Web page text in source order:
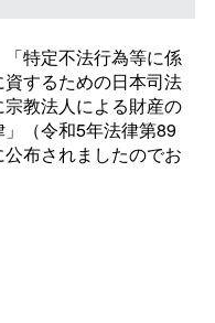
特定不法行為等に係
するための日本司法
教法人による財産の
（令和5年法律第89
布されましたのでお